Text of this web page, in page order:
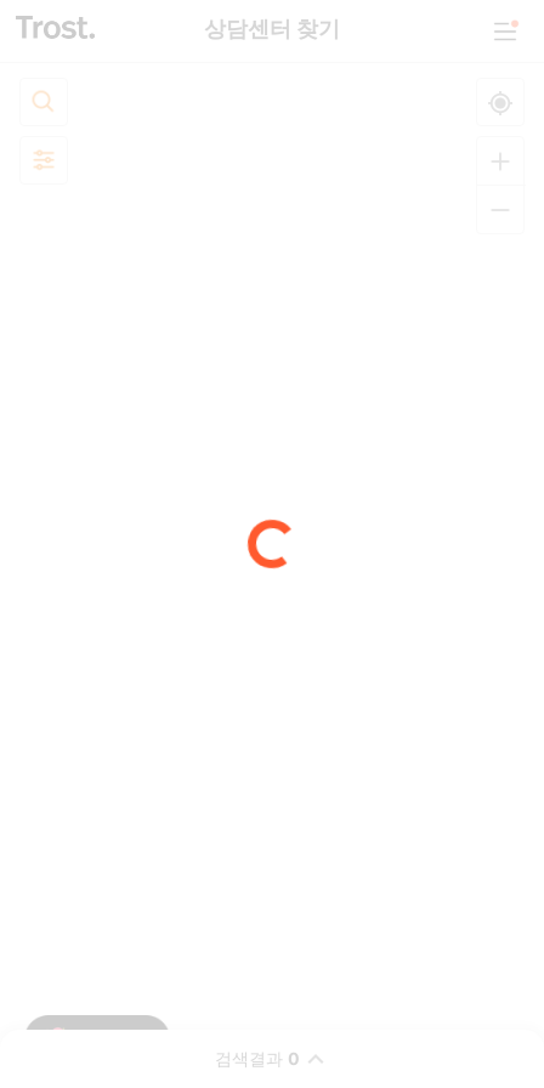
상담센터 찾기
검색결과 0